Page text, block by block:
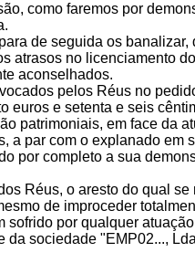
como faremos por
de seguida os banalizar,
atrasos no licenciamento
aconselhados.
pelos Réus no
euros e setenta e seis
patrimoniais, em face da
par com o explanado em
por completo a sua
Réus, o aresto do qual se
de improceder
por qualquer
sociedade "EMP02...,